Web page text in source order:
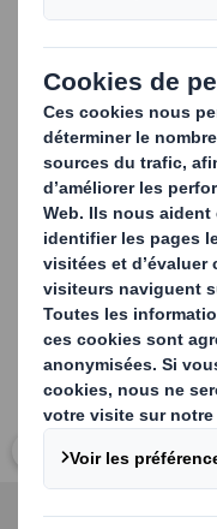
Nos produits en
expansées, des
pâtes moulées, et
d'autres matériaux
et le bois afin de
produit pendant le
manutention.
Carousel. Use
Cliquez pour agrandir